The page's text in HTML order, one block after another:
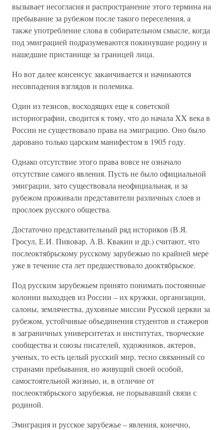
вызывает несогласия и распространение этого термина на
пребывание за рубежом после такого переселения, а
также употребление слова в собирательном смысле, когда
под эмиграцией подразумеваются покинувшие родину и
нашедшие пристанище за границей лица.
Но вот далее консенсус заканчивается и начинаются
несовпадения взглядов и полемика.
Один из тезисов, восходящих еще к советской
историографии, сводится к тому, что до начала XX века в
России не существовало права на эмиграцию. Оно было
даровано только царским манифестом в 1905 году.
Однако отсутствие этого права вовсе не означало
отсутствие самого явления. Пусть не было официальной
эмиграции, зато существовала неофициальная, и за
рубежом проживали представители различных слоев и
прослоек русского общества.
Достаточно представительный ряд историков (В.Я.
Гросул, Е.И. Пивовар, А.В. Квакин и др.) считают, что
послеоктябрьскому русскому зарубежью по крайней мере
уже в течение ста лет предшествовало дооктябрьское.
Под русским зарубежьем принято понимать постоянные
колонии выходцев из России – их кружки, организации,
салоны, землячества, духовные миссии Русской церкви за
рубежом, устойчивые объединения студентов и стажеров
в заграничных университетах и институтах, творческие
сообщества и союзы писателей, художников, актеров,
ученых, то есть целый русский мир, тесно связанный со
странами пребывания, но живущий своей особой,
самостоятельной жизнью, и, в отличие от
послеоктябрьского зарубежья, не порывавший связи с
родиной.
Эмиграция и русское зарубежье – явления, конечно,